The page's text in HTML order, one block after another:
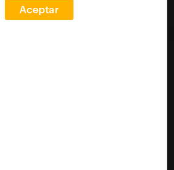
Aceptar